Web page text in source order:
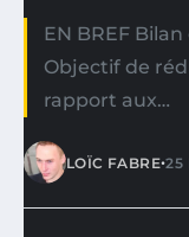
EN BREF
Objectif de
rapport aux…
LOÏC FABRE•25